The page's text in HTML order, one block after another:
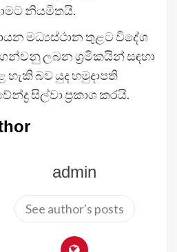
නියමිතයි.
මධ්‍යස්ථාන තුළට විදේශ
ලබන ශ්‍රමිකයින් සඳහා
බව යුද හමුදාපති
සිල්වා ප්‍රකාශ කරයි.
admin
See author's posts